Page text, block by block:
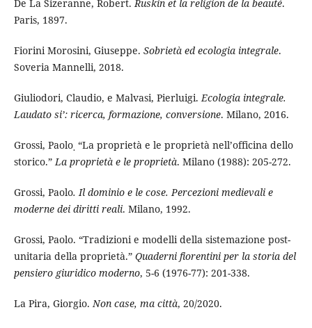
De La Sizeranne, Robert.Ruskin et la religion de la beauté.
Paris, 1897.
Fiorini Morosini, Giuseppe. Sobrietà ed ecologia integrale.
Soveria Mannelli, 2018.
Giuliodori, Claudio, e Malvasi, Pierluigi.Ecologia integrale.
Laudato si’: ricerca, formazione, conversione. Milano, 2016.
Grossi, Paolo. “La proprietà e le proprietà nell’officina dello
storico.”La proprietà e le proprietà. Milano (1988): 205-272.
Grossi, Paolo. Il dominio e le cose. Percezioni medievali e
moderne dei diritti reali. Milano, 1992.
Grossi, Paolo. “Tradizioni e modelli della sistemazione post-
unitaria della proprietà.” Quaderni fiorentini per la storia del
pensiero giuridico moderno, 5-6 (1976-77): 201-338.
La Pira, Giorgio.Non case, ma città, 20/2020.